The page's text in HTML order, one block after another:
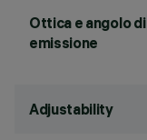
Ottica e angolo di
emissione
Adjustability